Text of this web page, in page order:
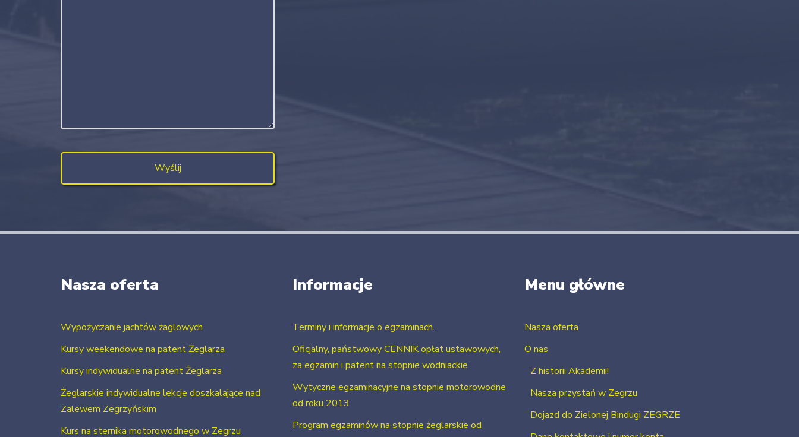
Nasza oferta
Wypożyczanie jachtów żaglowych
Kursy weekendowe na patent Żeglarza
Kursy indywidualne na patent Żeglarza
Żeglarskie indywidualne lekcje doszkalające nad
Zalewem Zegrzyńskim
Kurs na sternika motorowodnego w Zegrzu
Informacje
Terminy i informacje o egzaminach.
Oficjalny, państwowy CENNIK opłat ustawowych,
za egzamin i patent na stopnie wodniackie
Wytyczne egzaminacyjne na stopnie motorowodne
od roku 2013
Program egzaminów na stopnie żeglarskie od
Menu główne
Nasza oferta
O nas
Z historii Akademii!
Nasza przystań w Zegrzu
Dojazd do Zielonej Bindugi ZEGRZE